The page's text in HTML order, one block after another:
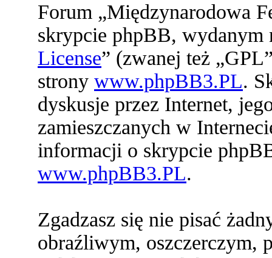
Forum „Międzynarodowa
skrypcie phpBB, wydanym
License” (zwanej też
strony www.phpBB3.PL.
dyskusje przez Internet,
zamieszczanych w
informacji o skrypcie
www.phpBB3.PL.
Zgadzasz się nie pisać
obraźliwym, oszczerczym,